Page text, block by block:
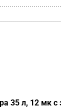
35 л, 12 мк с